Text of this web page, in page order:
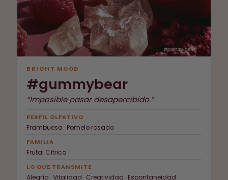
BRIGHT MOOD
#gummybear
“Imposible pasar desapercibido.”
PERFIL OLFATIVO
Frambuesa · Pomelo rosado
FAMILIA
Frutal Cítrica
LO QUE TRANSMITE
Alegría · Vitalidad · Creatividad · Espontaneidad